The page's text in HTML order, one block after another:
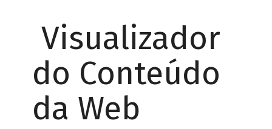
Visualizador
do Conteúdo
da Web